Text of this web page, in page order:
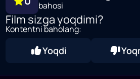
bahosi
Film sizga yoqdimi?
Kontentni baholang:
Yoqdi